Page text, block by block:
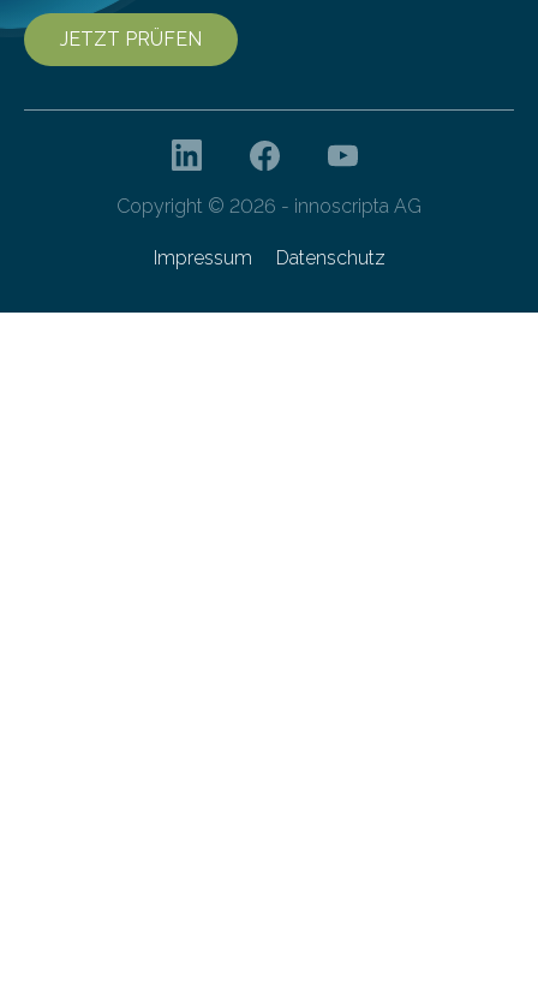
JETZT PRÜFEN
Copyright © 2026 - innoscripta AG
Impressum Datenschutz